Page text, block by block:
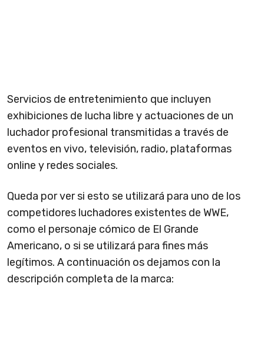
Servicios de entretenimiento que incluyen
exhibiciones de lucha libre y actuaciones de un
luchador profesional transmitidas a través de
eventos en vivo, televisión, radio, plataformas
online y redes sociales.
Queda por ver si esto se utilizará para uno de los
competidores luchadores existentes de WWE,
como el personaje cómico de El Grande
Americano, o si se utilizará para fines más
legítimos. A continuación os dejamos con la
descripción completa de la marca: